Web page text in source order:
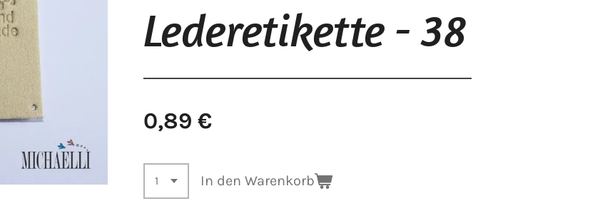
Lederetikette - 38
0,89 €
In den Warenkorb